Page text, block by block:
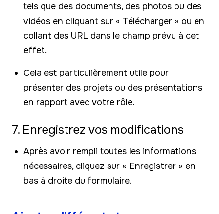
tels que des documents, des photos ou des
vidéos en cliquant sur « Télécharger » ou en
collant des URL dans le champ prévu à cet
effet.
Cela est particulièrement utile pour
présenter des projets ou des présentations
en rapport avec votre rôle.
7. Enregistrez vos modifications
Après avoir rempli toutes les informations
nécessaires, cliquez sur « Enregistrer » en
bas à droite du formulaire.